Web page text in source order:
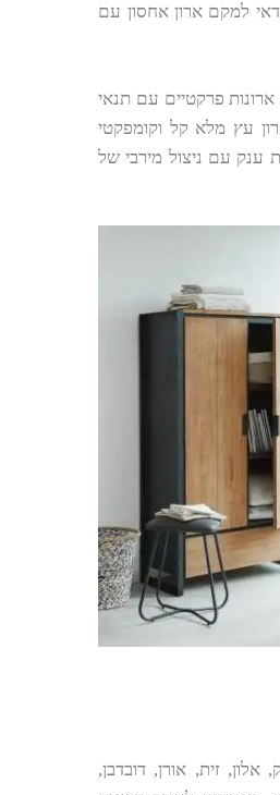
למקם ארון אחסון עם
פרקטיים עם תנאי
עץ מלא קל וקומפקטי
ענק עם ניצול מירבי של
זית, אורן, דובדבן,